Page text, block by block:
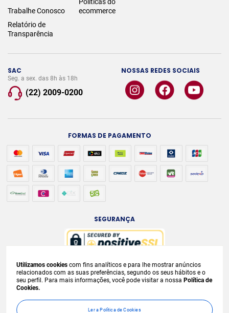
SAC
Seg. a sex. das 8h às 18h
(22) 2009-0200
NOSSAS REDES SOCIAIS
Trabalhe Conosco
Relatório de
Transparência
ecommerce
FORMAS DE PAGAMENTO
SEGURANÇA
A venda e o consumo de bebidas alcoólicas são proibidos para menores de
18 anos. Bebida Alcoólica pode causar dependência química e, em excesso,
provoca
condições exclusivas para internet e válidos durante o dia de hoje, podendo
sofrer alterações sem
prévia notificação. No caso de faltar algum produto,
Utilizamos cookies com fins analíticos e para lhe mostrar anúncios
relacionados com as suas preferências, segundo os seus hábitos e o
seu perfil. Para mais informações, você pode visitar a nossa Política de
Cookies.
Ler a Política de Cookies